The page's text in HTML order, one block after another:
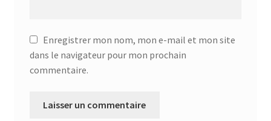
Enregistrer mon nom, mon e-mail et mon site
dans le navigateur pour mon prochain
commentaire.